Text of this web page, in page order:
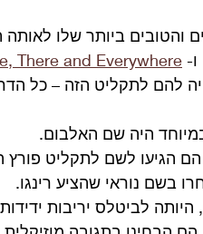
והטובים ביותר שלו לאותה
There and Everywhere
להם לתקליט הזה – כל
היה שם האלבום.
הגיעו לשם לתקליט